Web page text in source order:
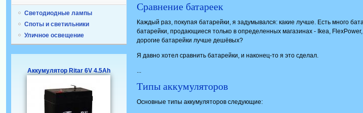
Светодиодные лампы
Споты и светильники
Уличное освещение
Аккумулятор Ritar 6V 4.5Ah
Сравнение батареек
Каждый раз, покупая батарейки, я задумывался: какие лучше. Есть много
батарейки, продающиеся только в определенных магазинах - Ikea,
дорогие батарейки лучше дешёвых?
Я давно хотел сравнить батарейки, и наконец-то я это сделал.
...
Типы аккумуляторов
Основные типы аккумуляторов следующие: